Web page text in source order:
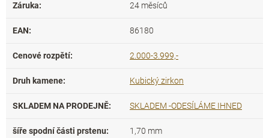
Záruka: 24 měsíců
EAN: 86180
Cenové rozpětí: 2.000-3.999,-
Druh kamene: Kubický zirkon
SKLADEM NA PRODEJNĚ: SKLADEM -ODESÍLÁME IHNED
šíře spodní části prstenu: 1,70 mm